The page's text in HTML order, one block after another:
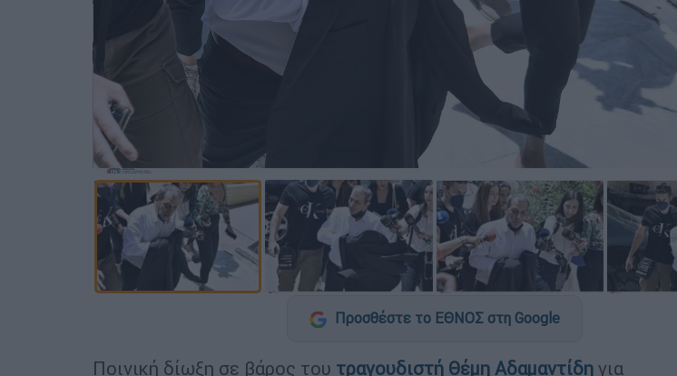
Προσθέστε το ΕΘΝΟΣ στη Google
Ποινική δίωξη σε βάρος του τραγουδιστή Θέμη Αδαμαντίδη για